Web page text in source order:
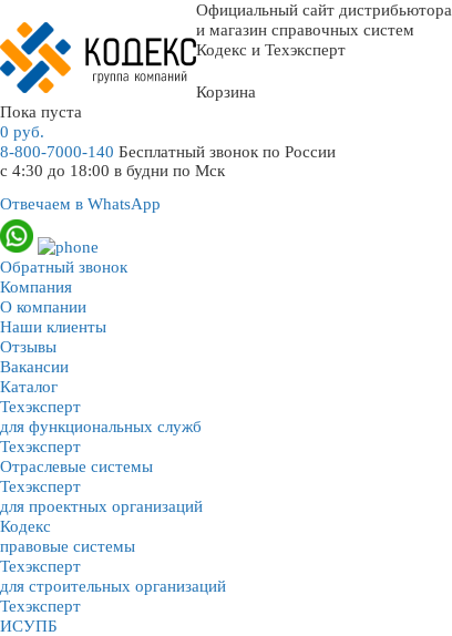
Официальный сайт дистрибьютора
и магазин справочных систем
Кодекс и Техэксперт
Корзина
Пока пуста
0 руб.
8-800-7000-140 Бесплатный звонок по России
с 4:30 до 18:00 в будни по Мск
Отвечаем в WhatsApp
Обратный звонок
Компания
О компании
Наши клиенты
Отзывы
Вакансии
Каталог
Техэксперт
для функциональных служб
Техэксперт
Отраслевые системы
Техэксперт
для проектных организаций
Кодекс
правовые системы
Техэксперт
для строительных организаций
Техэксперт
ИСУПБ